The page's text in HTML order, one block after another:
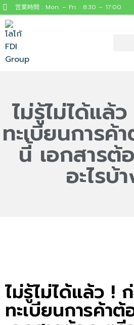
営業時間 : Mon. – Fri. : 8:30 – 17:00
ไม่รู้ไม่ได้แล้
ทะเบียนการค้
นี้ เอกสารต้
อะไรบ้
ไม่รู้ไม่ได้แล้ว !
ทะเบียนการค้าต้